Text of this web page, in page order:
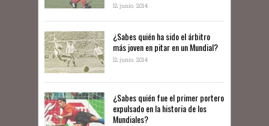
12 junio, 2014
¿Sabes quién ha sido el árbitro
más joven en pitar en un Mundial?
12 junio, 2014
¿Sabes quién fue el primer portero
expulsado en la historia de los
Mundiales?